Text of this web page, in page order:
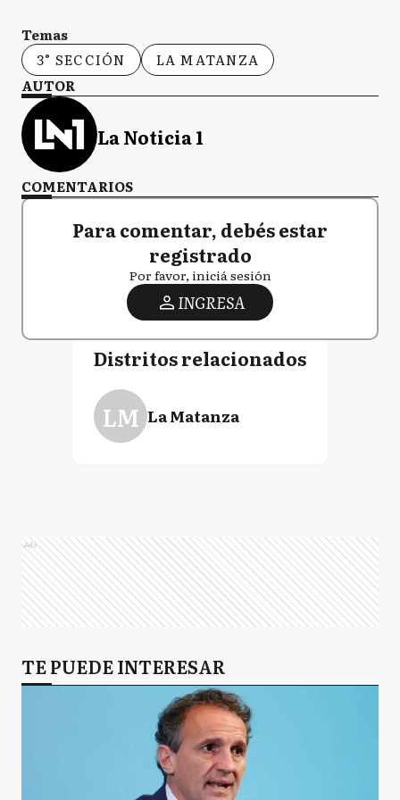
Temas
3° SECCIÓN
LA MATANZA
AUTOR
La Noticia 1
COMENTARIOS
Para comentar, debés estar
registrado
Por favor, iniciá sesión
INGRESA
Distritos relacionados
LM La Matanza
Ads
TE PUEDE INTERESAR